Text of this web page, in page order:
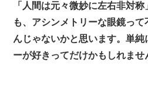
「人間は元々微妙に左右非対
も、アシンメトリーな眼鏡っ
んじゃないかと思います。単純
ーが好きってだけかもしれませ